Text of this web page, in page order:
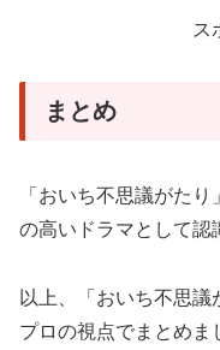
ス
まとめ
「おいち不思議がた
の高いドラマとして認
以上、「おいち不思議
プロの視点でまとめま